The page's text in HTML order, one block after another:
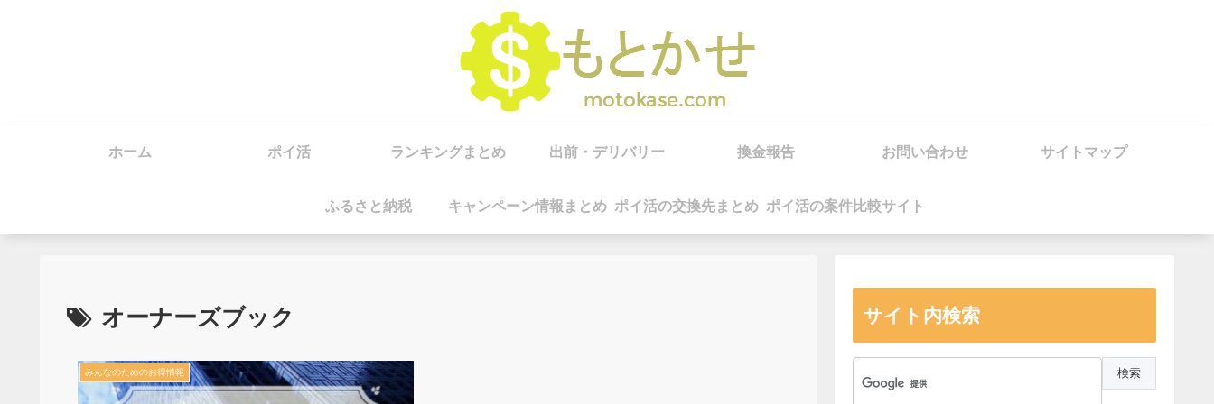
ホーム ポイ活 ランキングまとめ 出前・デリバリー 換金報告 お問い合わせ サイトマップ
ふるさと納税 キャンペーン情報まとめ ポイ活の交換先まとめ ポイ活の案件比較サイト
オーナーズブック
みんなのためのお得情報
サイト内検索